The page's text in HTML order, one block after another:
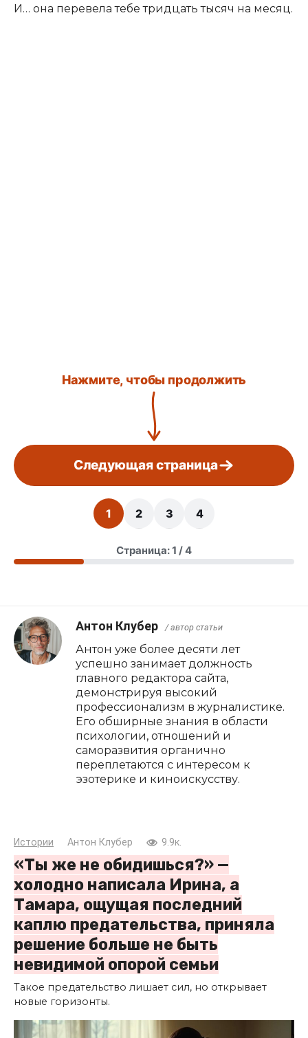
И… она перевела тебе тридцать тысяч на месяц.
Нажмите, чтобы продолжить
Следующая страница
1 2 3 4
Страница: 1 / 4
Антон Клубер / автор статьи
Антон уже более десяти лет
успешно занимает должность
главного редактора сайта,
демонстрируя высокий
профессионализм в журналистике.
Его обширные знания в области
психологии, отношений и
саморазвития органично
переплетаются с интересом к
эзотерике и киноискусству.
Истории Антон Клубер 9.9к.
«Ты же не обидишься?» —
холодно написала Ирина, а
Тамара, ощущая последний
каплю предательства, приняла
решение больше не быть
невидимой опорой семьи
Такое предательство лишает сил, но открывает
новые горизонты.